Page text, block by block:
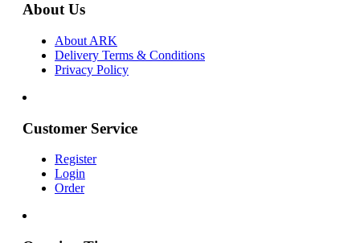
About Us
About ARK
Delivery Terms & Conditions
Privacy Policy
Customer Service
Register
Login
Order